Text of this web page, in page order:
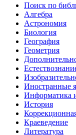
Поиск по
Алгебра
Астрономия
Биология
География
Геометрия
Иностранные
Информатика
История
Краеведение
Литература